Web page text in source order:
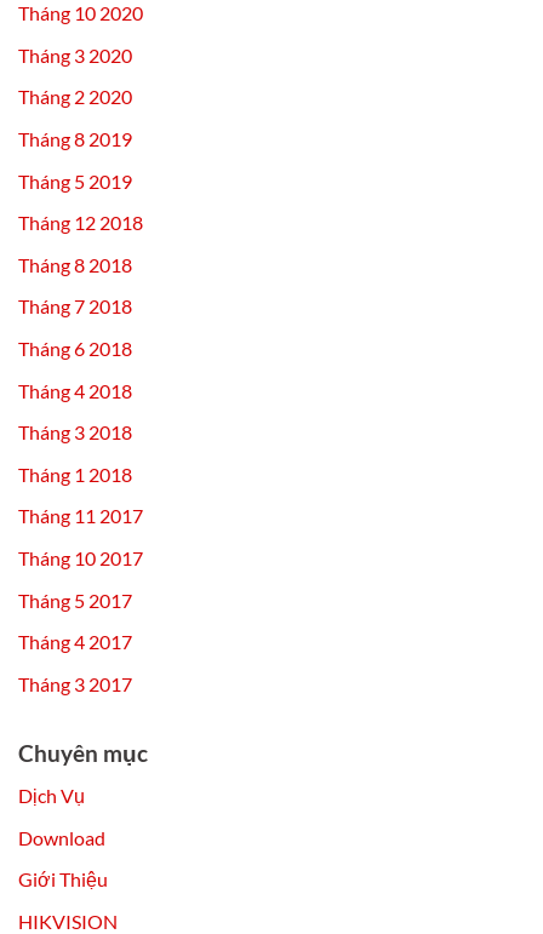
Tháng 10 2020
Tháng 3 2020
Tháng 2 2020
Tháng 8 2019
Tháng 5 2019
Tháng 12 2018
Tháng 8 2018
Tháng 7 2018
Tháng 6 2018
Tháng 4 2018
Tháng 3 2018
Tháng 1 2018
Tháng 11 2017
Tháng 10 2017
Tháng 5 2017
Tháng 4 2017
Tháng 3 2017
Chuyên mục
Dịch Vụ
Download
Giới Thiệu
HIKVISION